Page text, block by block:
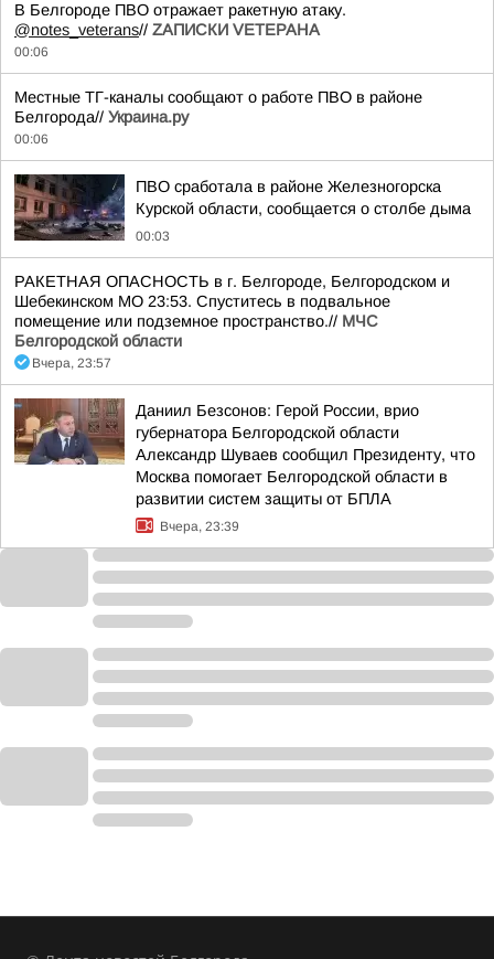
В Белгороде ПВО отражает ракетную атаку.
@notes_veterans// ZАПИСКИ VЕТЕРАНА
00:06
Местные ТГ-каналы сообщают о работе ПВО в районе
Белгорода// Украина.ру
00:06
ПВО сработала в районе Железногорска
Курской области, сообщается о столбе дыма
00:03
РАКЕТНАЯ ОПАСНОСТЬ в г. Белгороде, Белгородском и
Шебекинском МО 23:53. Спуститесь в подвальное
помещение или подземное пространство.// МЧС
Белгородской области
Вчера, 23:57
Даниил Безсонов: Герой России, врио
губернатора Белгородской области
Александр Шуваев сообщил Президенту, что
Москва помогает Белгородской области в
развитии систем защиты от БПЛА
Вчера, 23:39